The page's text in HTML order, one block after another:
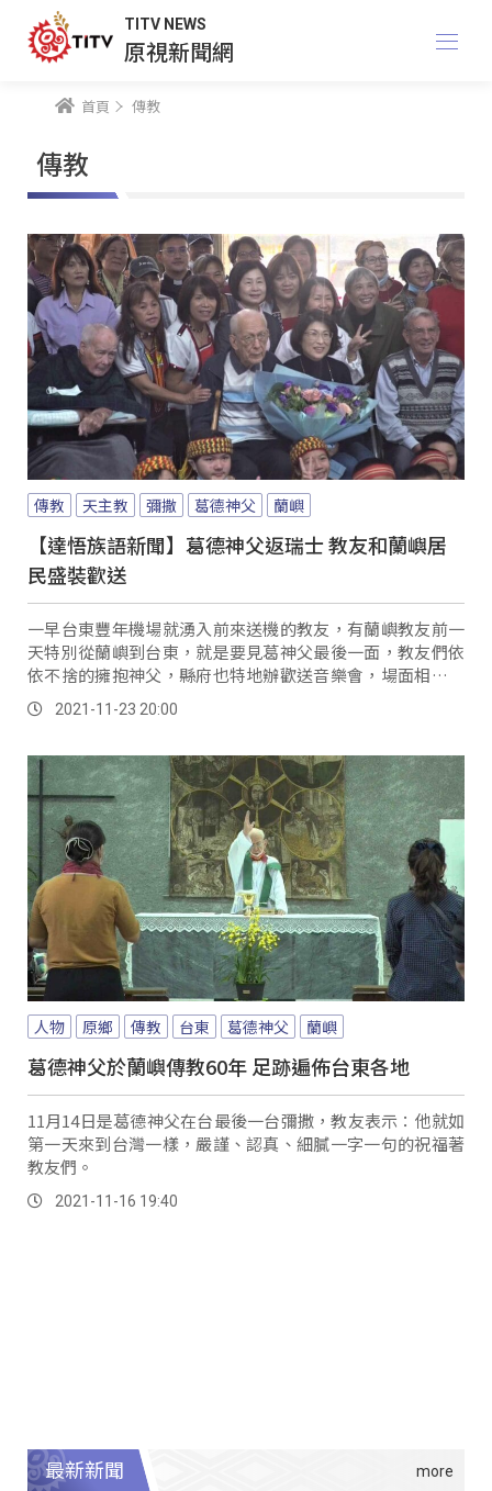
TITV NEWS
原視新聞網
首頁 傳教
傳教
傳教 天主教 彌撒 葛德神父 蘭嶼
【達悟族語新聞】葛德神父返瑞士 教友和蘭嶼居
民盛裝歡送
一早台東豐年機場就湧入前來送機的教友，有蘭嶼教友前一
天特別從蘭嶼到台東，就是要見葛神父最後一面，教友們依
依不捨的擁抱神父，縣府也特地辦歡送音樂會，場面相當溫
馨。2021-11-23 20:00
人物 原鄉 傳教 台東 葛德神父 蘭嶼
葛德神父於蘭嶼傳教60年 足跡遍佈台東各地
11月14日是葛德神父在台最後一台彌撒，教友表示：他就如
第一天來到台灣一樣，嚴謹、認真、細膩一字一句的祝福著
教友們。
2021-11-16 19:40
最新新聞